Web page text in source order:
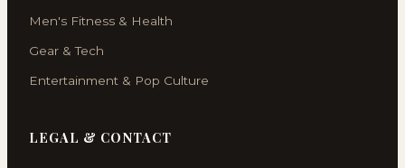
Men's Fitness & Health
Gear & Tech
Entertainment & Pop Culture
LEGAL & CONTACT